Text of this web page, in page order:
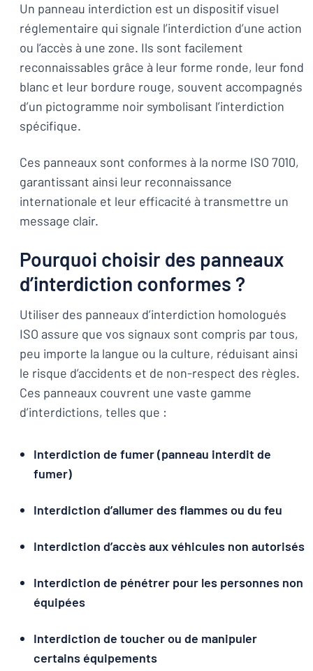
Un panneau interdiction est un dispositif visuel
réglementaire qui signale l’interdiction d’une action
ou l’accès à une zone. Ils sont facilement
reconnaissables grâce à leur forme ronde, leur fond
blanc et leur bordure rouge, souvent accompagnés
d’un pictogramme noir symbolisant l’interdiction
spécifique.
Ces panneaux sont conformes à la norme ISO 7010,
garantissant ainsi leur reconnaissance
internationale et leur efficacité à transmettre un
message clair.
Pourquoi choisir des panneaux
d’interdiction conformes ?
Utiliser des panneaux d’interdiction homologués
ISO assure que vos signaux sont compris par tous,
peu importe la langue ou la culture, réduisant ainsi
le risque d’accidents et de non-respect des règles.
Ces panneaux couvrent une vaste gamme
d’interdictions, telles que :
Interdiction de fumer (panneau interdit de
fumer)
Interdiction d’allumer des flammes ou du feu
Interdiction d’accès aux véhicules non autorisés
Interdiction de pénétrer pour les personnes non
équipées
Interdiction de toucher ou de manipuler
certains équipements